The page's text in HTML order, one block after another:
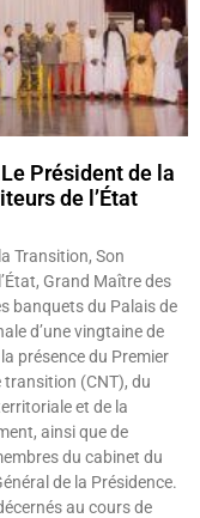
Président de la
de l’État
Transition, Son
Grand Maître des
banquets du Palais de
d’une vingtaine de
présence du Premier
(CNT), du
et de la
ainsi que de
du cabinet du
de la Présidence.
au cours de